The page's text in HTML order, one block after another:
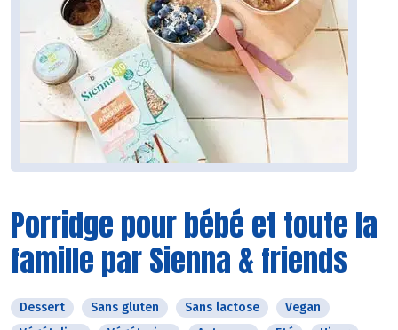
Porridge pour bébé et toute la
famille par Sienna & friends
Dessert Sans gluten Sans lactose
Vegan